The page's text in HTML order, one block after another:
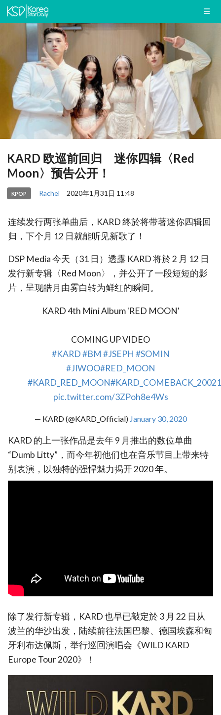
KARD 欧巡前回归 迷你四辑〈Red
Moon〉预告公开！
KPOP Rachel 2020年1月31日 11:48
连续发行两张单曲后，KARD 终於将带著迷你四辑回
归，下个月 12 日就能听见新歌了！
DSP Media 今天（31 日）透露 KARD 将於 2 月 12 日
发行新专辑〈Red Moon〉，并公开了一段短短的影
片，呈现皓月由雾白转为鲜红的瞬间。
KARD 4th Mini Album 'RED MOON'
COMING UP VIDEO
#KARD#BM #JSEPH #SOMIN
#JIWOO#RED_MOON
#KARD_RED_MOON
pic.twitter.com/3ZPoh8e4Ws
— KARD (@KARD_Official) January 30, 2020
KARD 的上一张作品是去年 9 月推出的数位单曲
“Dumb Litty”，而今年初他们也在音乐节目上带来特
别表演，以独特的强悍魅力揭开 2020 年。
除了发行新专辑，KARD 也早已敲定於 3 月 22 日从
波兰的华沙出发，陆续前往法国巴黎、德国埃森和匈
牙利布达佩斯，举行巡回演唱会《WILD KARD
Europe Tour 2020》！